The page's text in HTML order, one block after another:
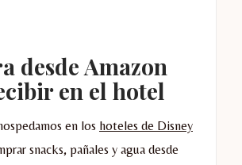
desde Amazon
en el hotel
en los hoteles de Disney
snacks, pañales y agua desde